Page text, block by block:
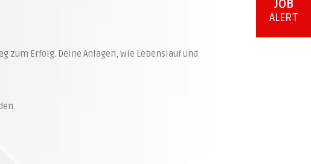
zum Erfolg. Deine Anlagen, wie Lebenslauf und
JOB
ALERT